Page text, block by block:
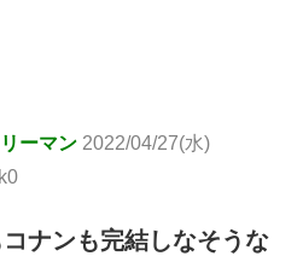
ーマン 2022/04/27(水)
ナンも完結しなそうな